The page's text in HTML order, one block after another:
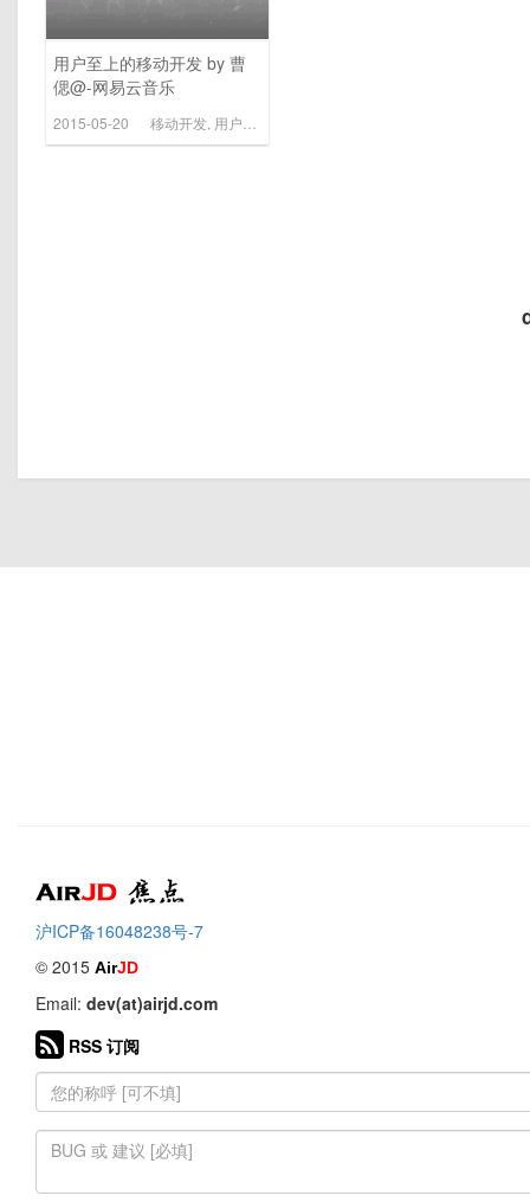
用户至上的移动开发 by 曹
偲@-网易云音乐
2015-05-20 移动开发 用户体验
Air焦点
沪ICP备16048238号-7
© 2015 AirJD
Email: dev(at)airjd.com
RSS 订阅